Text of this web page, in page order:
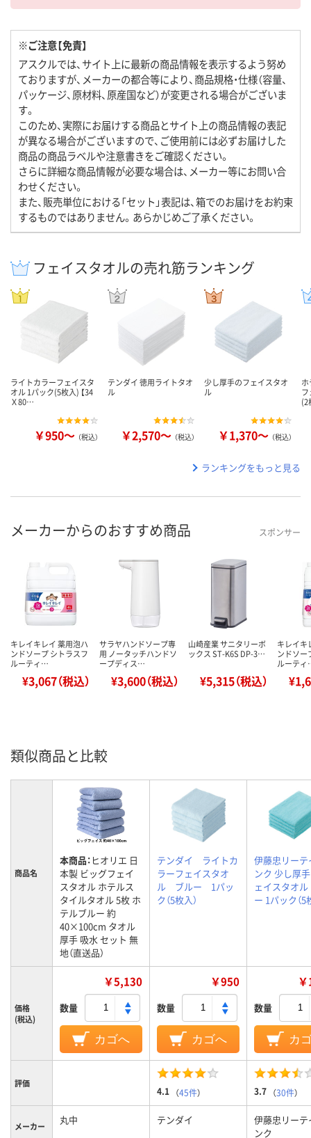
※ご注意【免責】
アスクルでは、サイト上に最新の商品情報を表示するよう努め
ておりますが、メーカーの都合等により、商品規格・仕様（容量、
パッケージ、原材料、原産国など）が変更される場合がございま
す。
このため、実際にお届けする商品とサイト上の商品情報の表記
が異なる場合がございますので、ご使用前には必ずお届けした
商品の商品ラベルや注意書きをご確認ください。
さらに詳細な商品情報が必要な場合は、メーカー等にお問い合
わせください。
また、販売単位における「セット」表記は、箱でのお届けをお約束
するものではありません。あらかじめご了承ください。
フェイスタオルの売れ筋ランキング
ライトカラーフェイスタ
オル 1パック(5枚入) 【34
Ｘ80…
￥950～ （税込）
テンダイ 徳用ライトタオ
ル
￥2,570～ （税込）
少し厚手のフェイスタオ
ル
￥1,370～ （税込）
(2
ランキングをもっと見る
メーカーからのおすすめ商品 スポンサー
キレイキレイ 薬用泡ハ
ンドソープ シトラスフ
ルーティ…
¥3,067（税込）
サラヤハンドソープ専
用 ノータッチハンドソ
ープディス…
¥3,600（税込）
山崎産業 サニタリーボ
ックス ST-K6S DP-3…
¥5,315（税込）
キレイキ
ンドソー
ルーテ
類似商品と比較
商品名
本商品： ヒオリエ 日
本製 ビッグフェイ
スタオル ホテルス
タイルタオル 5枚 ホ
テルブルー 約
40×100cm タオル
厚手 吸水 セット 無
地（直送品）
テンダイ ライトカ
ラーフェイスタオ
ル ブルー 1パッ
ク（5枚入）
伊藤忠リーテ
ンク 少し厚
ェイスタオ
ー 1パック（5
価格
(税込)
￥5,130
数量
カゴへ
￥950
数量
カゴへ
数量
カ
評価
4.1 （45件） 3.7 （30件）
メーカー 丸中 テンダイ
伊藤忠リーテ
ンク